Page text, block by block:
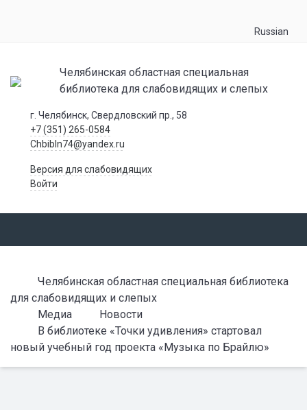
Russian
Челябинская областная специальная
библиотека для слабовидящих и слепых
г. Челябинск, Свердловский пр., 58
+7 (351) 265-0584
Chbibln74@yandex.ru
Версия для слабовидящих
Войти
Челябинская областная специальная библиотека
для слабовидящих и слепых
Медиа
Новости
В библиотеке «Точки удивления» стартовал
новый учебный год проекта «Музыка по Брайлю»